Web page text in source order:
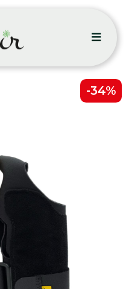
-34%